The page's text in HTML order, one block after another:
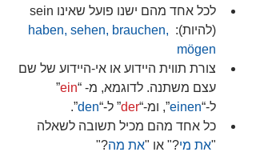
(להיות): haben, sehen, brauchen,
mögen
צורת תווית היידוע או אי-היידוע של שם
עצם משתנה. לדוגמא, מ- “ein
”
ל-“einen”, ומ-“der” ל-“den
”.
כל אחד מהם מכיל תשובה לשאלה
"את מי?" או "את מה?"